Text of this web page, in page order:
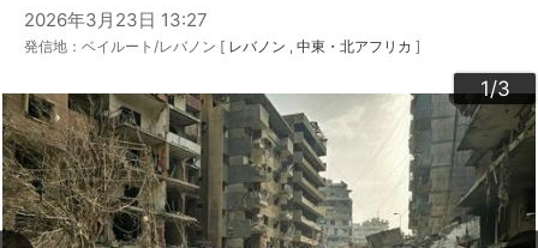
2026年3月23日 13:27
発信地：ベイルート/レバノン [ レバノン 中東・北アフリカ ]
1/3
2/3
3/3